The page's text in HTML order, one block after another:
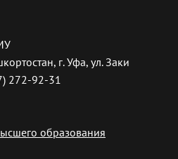
г. Уфа, ул. Заки
272-92-31
образования